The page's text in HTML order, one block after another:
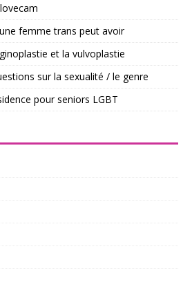
femme trans peut avoir
et la vulvoplastie
sur la sexualité / le genre
pour seniors LGBT